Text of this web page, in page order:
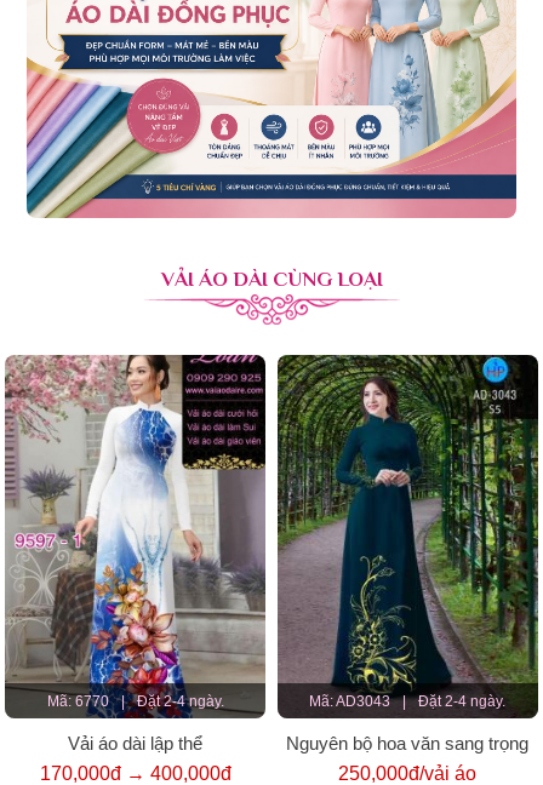
VẢI ÁO DÀI CÙNG LOẠI
Mã: 6770 | Đặt 2-4 ngày.
Vải áo dài lập thể
170,000đ → 400,000đ
Mã: AD3043 | Đặt 2-4 ngày.
Nguyên bộ hoa văn sang trọng
250,000đ/vải áo